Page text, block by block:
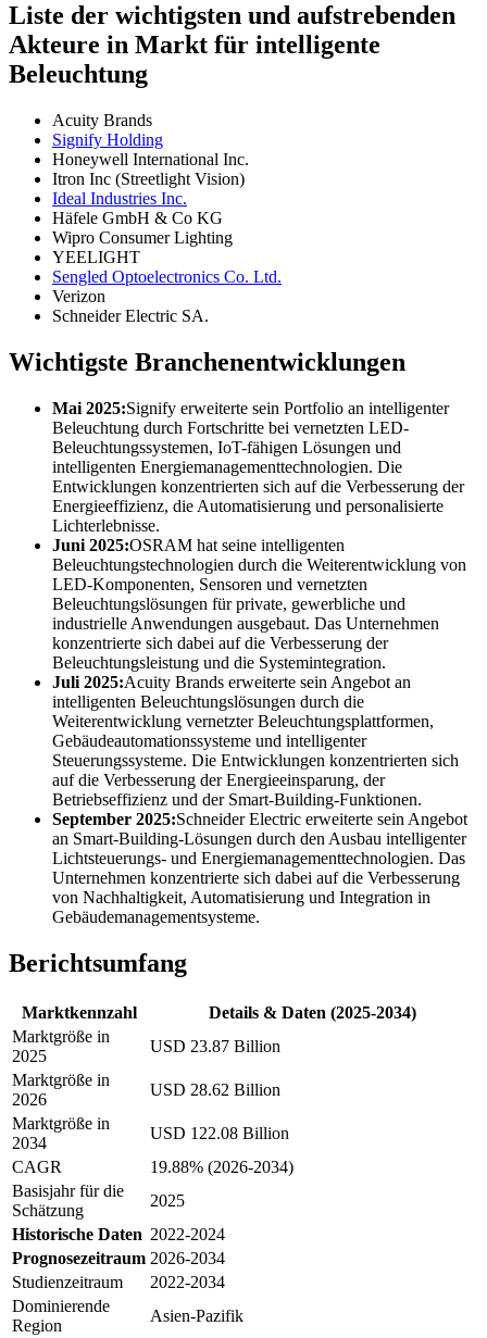
Liste der wichtigsten und aufstrebenden
Akteure in Markt für intelligente
Beleuchtung
Acuity Brands
Signify Holding
Honeywell International Inc.
Itron Inc (Streetlight Vision)
Ideal Industries Inc.
Häfele GmbH & Co KG
Wipro Consumer Lighting
YEELIGHT
Sengled Optoelectronics Co. Ltd.
Verizon
Schneider Electric SA.
Wichtigste Branchenentwicklungen
Mai 2025:Signify erweiterte sein Portfolio an intelligenter
Beleuchtung durch Fortschritte bei vernetzten LED-
Beleuchtungssystemen, IoT-fähigen Lösungen und
intelligenten Energiemanagementtechnologien. Die
Entwicklungen konzentrierten sich auf die Verbesserung der
Energieeffizienz, die Automatisierung und personalisierte
Lichterlebnisse.
Juni 2025:OSRAM hat seine intelligenten
Beleuchtungstechnologien durch die Weiterentwicklung von
LED-Komponenten, Sensoren und vernetzten
Beleuchtungslösungen für private, gewerbliche und
industrielle Anwendungen ausgebaut. Das Unternehmen
konzentrierte sich dabei auf die Verbesserung der
Beleuchtungsleistung und die Systemintegration.
Juli 2025:Acuity Brands erweiterte sein Angebot an
intelligenten Beleuchtungslösungen durch die
Weiterentwicklung vernetzter Beleuchtungsplattformen,
Gebäudeautomationssysteme und intelligenter
Steuerungssysteme. Die Entwicklungen konzentrierten sich
auf die Verbesserung der Energieeinsparung, der
Betriebseffizienz und der Smart-Building-Funktionen.
September 2025:Schneider Electric erweiterte sein Angebot
an Smart-Building-Lösungen durch den Ausbau intelligenter
Lichtsteuerungs- und Energiemanagementtechnologien. Das
Unternehmen konzentrierte sich dabei auf die Verbesserung
von Nachhaltigkeit, Automatisierung und Integration in
Gebäudemanagementsysteme.
Berichtsumfang
Marktkennzahl
Details & Daten (2025-2034)
Marktgröße in
2025
USD 23.87 Billion
Marktgröße in
2026
USD 28.62 Billion
Marktgröße in
2034
USD 122.08 Billion
CAGR
19.88% (2026-2034)
Basisjahr für die
Schätzung
2025
Historische Daten 2022-2024
Prognosezeitraum 2026-2034
Studienzeitraum
2022-2034
Dominierende
Region
Asien-Pazifik